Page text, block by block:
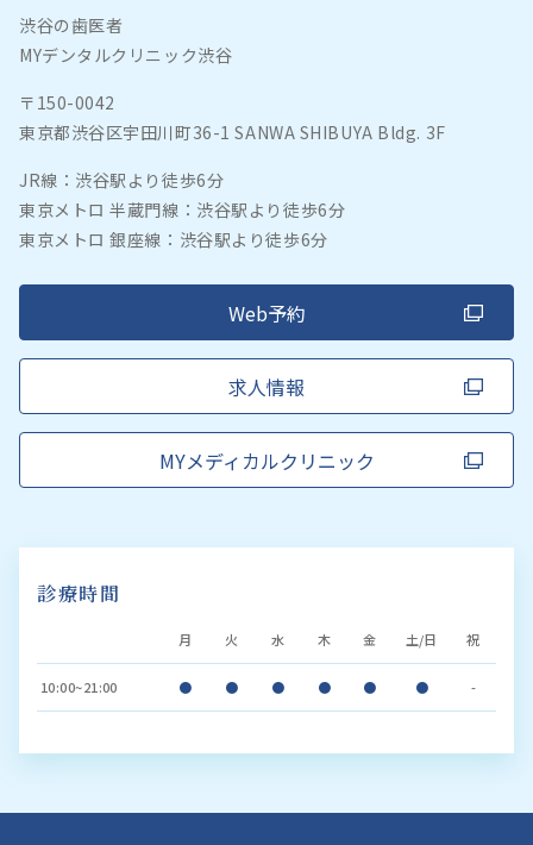
渋谷の歯医者
MYデンタルクリニック渋谷
〒150-0042
東京都渋谷区宇田川町36-1 SANWA SHIBUYA Bldg. 3F
JR線：渋谷駅より徒歩6分
東京メトロ 半蔵門線：渋谷駅より徒歩6分
東京メトロ 銀座線：渋谷駅より徒歩6分
Web予約
求人情報
MYメディカルクリニック
診療時間
月 火 水 木 金 土/日 祝
10:00~21:00 ● ● ● ● ● ● -